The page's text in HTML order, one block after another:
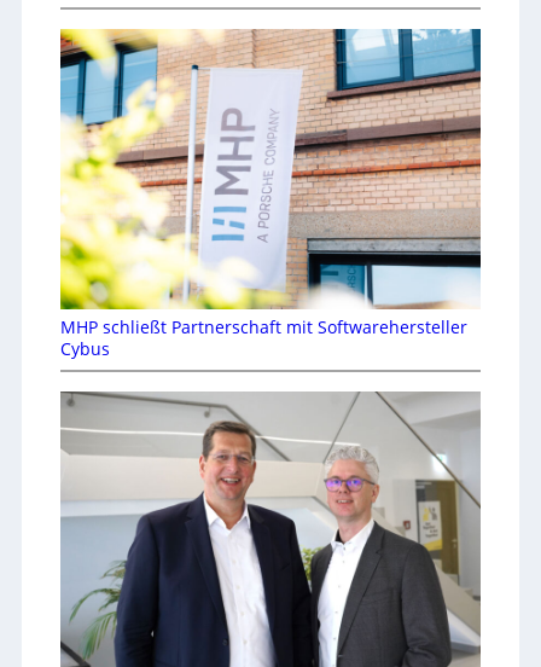
MHP schließt Partnerschaft mit Softwarehersteller
Cybus